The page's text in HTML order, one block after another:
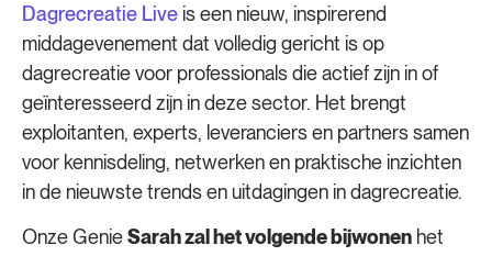
Dagrecreatie Liveis een nieuw, inspirerend
middagevenement dat volledig gericht is op
dagrecreatie voor professionals die actief zijn in of
geïnteresseerd zijn in deze sector. Het brengt
exploitanten, experts, leveranciers en partners samen
voor kennisdeling, netwerken en praktische inzichten
in de nieuwste trends en uitdagingen in dagrecreatie.
Onze GenieSarah zal het volgende bijwonen het